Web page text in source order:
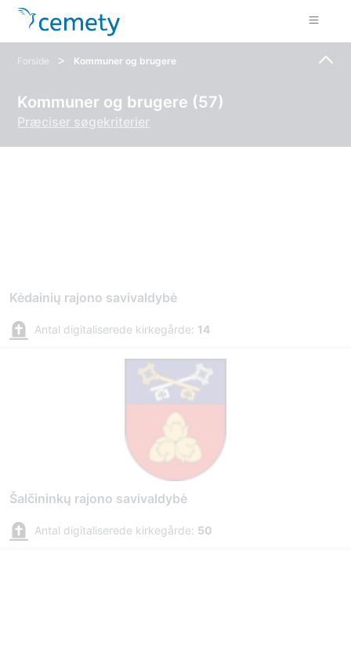
Forside > Kommuner og brugere
Kommuner og brugere (57)
Præciser søgekriterier
Kėdainių rajono savivaldybė
Antal digitaliserede kirkegårde: 14
Šalčininkų rajono savivaldybė
Antal digitaliserede kirkegårde: 50